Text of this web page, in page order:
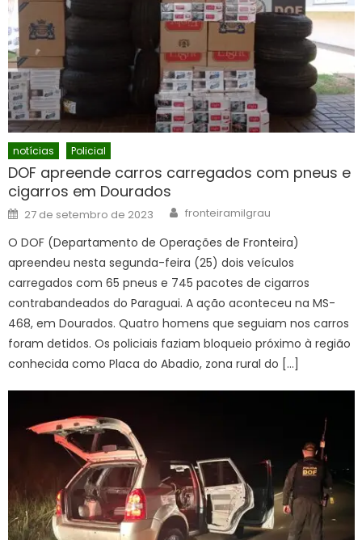
notícias Policial
DOF apreende carros carregados com pneus e
cigarros em Dourados
Posted
on
27 de setembro de 2023 Author
fronteiramilgrau
O DOF (Departamento de Operações de Fronteira)
apreendeu nesta segunda-feira (25) dois veículos
carregados com 65 pneus e 745 pacotes de cigarros
contrabandeados do Paraguai. A ação aconteceu na MS-
468, em Dourados. Quatro homens que seguiam nos carros
foram detidos. Os policiais faziam bloqueio próximo à região
conhecida como Placa do Abadio, zona rural do […]